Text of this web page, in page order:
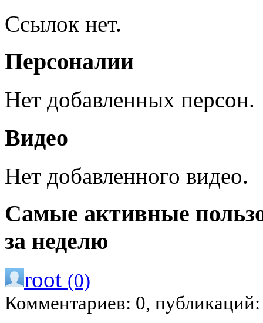
Ссылок нет.
Персоналии
Нет добавленных персон.
Видео
Нет добавленного видео.
Самые активные
за неделю
root (0)
Комментариев: 0,